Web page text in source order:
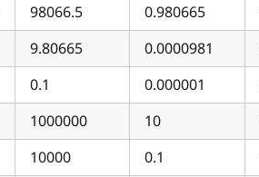
98066.5 0.980665
9.80665 0.0000981
0.1 0.000001
1000000 10
10000 0.1